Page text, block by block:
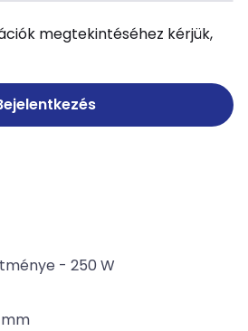
megtekintéséhez kérjük,
- 250 W
mm